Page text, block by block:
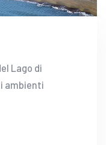
Lago di
ambienti